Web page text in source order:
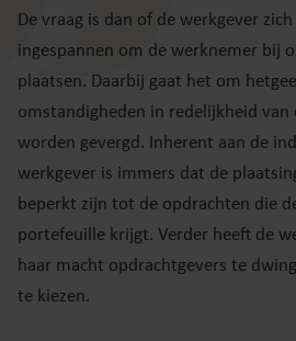
De vraag is dan of de werkgever
ingespannen om de werknemer bij
plaatsen. Daarbij gaat het om
omstandigheden in redelijkheid van
worden gevergd. Inherent aan de
werkgever is immers dat de
beperkt zijn tot de opdrachten die
portefeuille krijgt. Verder heeft de
haar macht opdrachtgevers te
te kiezen.